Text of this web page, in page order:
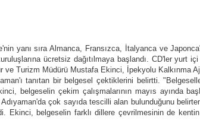
yanı sıra Almanca, Fransızca, İtalyanca ve
ücretsiz dağıtılmaya başlandı. CD'ler yurt içi
ve Turizm Müdürü Mustafa Ekinci, İpekyolu Kalkınma
tanıtan bir belgesel çektiklerini belirtti.
belgeselin çekim çalışmalarının mayıs ayında
Adıyaman'da çok sayıda tescilli alan bulunduğunu
Ekinci, belgeselin farklı dillere çevrilmesinin de kentin